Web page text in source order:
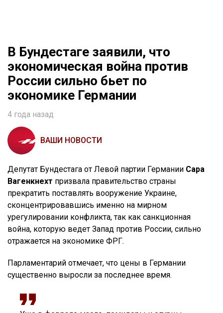
В Бундестаге заявили, что
экономическая война против
России сильно бьет по
экономике Германии
4 года назад
ВАШИ НОВОСТИ
Депутат Бундестага от Левой партии Германии Сара
Вагенкнехт призвала правительство страны
прекратить поставлять вооружение Украине,
сконцентрировавшись именно на мирном
урегулировании конфликта, так как санкционная
война, которую ведет Запад против России, сильно
отражается на экономике ФРГ.
Парламентарий отмечает, что цены в Германии
существенно выросли за последнее время.